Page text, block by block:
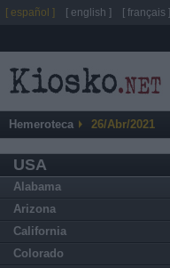
Hemeroteca 26/Abr/2021
USA
Alabama
Arizona
California
Colorado
[ español ] [ english ] [ français ]